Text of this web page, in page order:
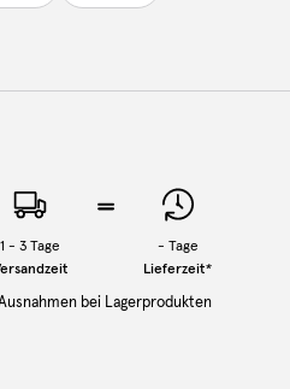
1 - 3 Tage
- Tage
Lieferzeit*
bei Lagerprodukten